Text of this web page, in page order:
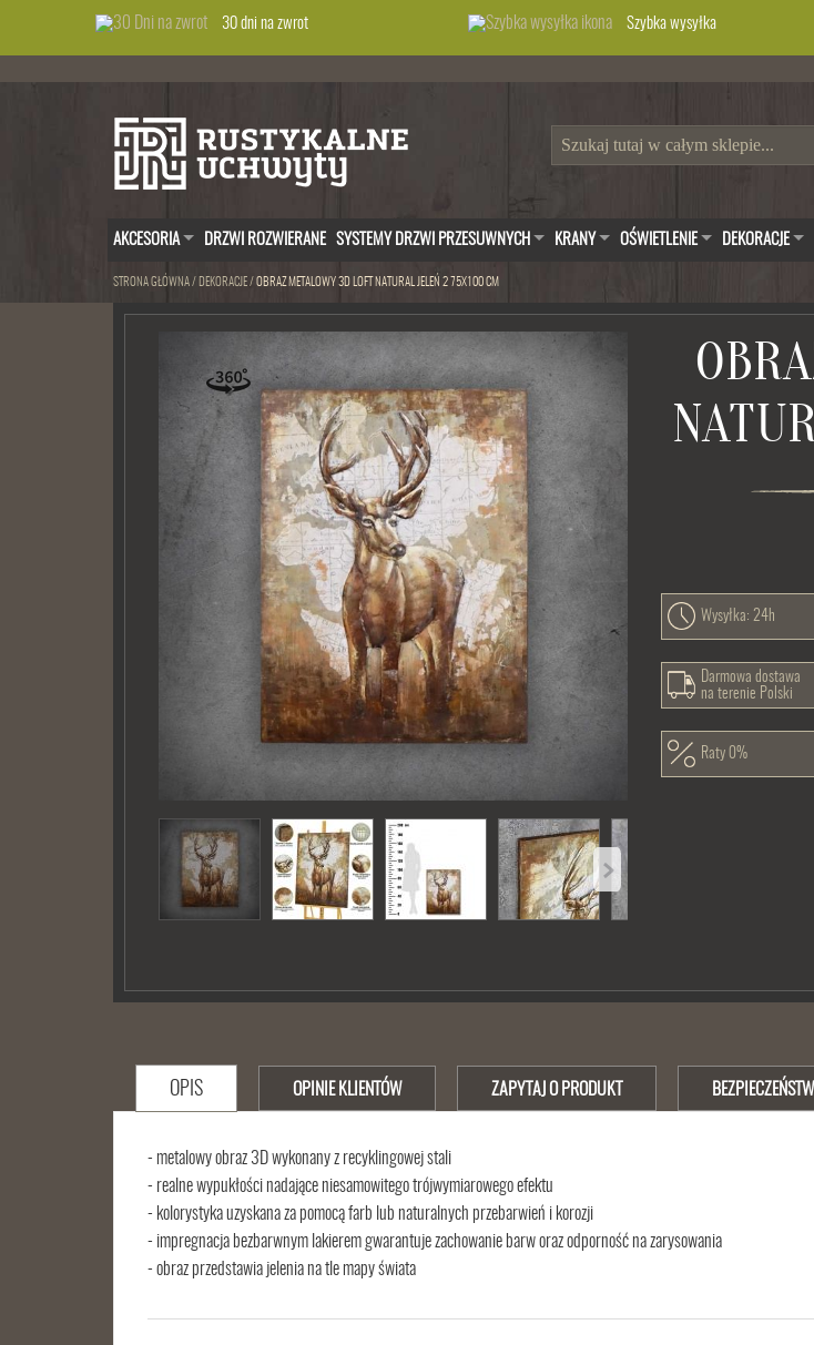
30 dni na zwrot Szybka wysyłka
AKCESORIA DRZWI ROZWIERANE SYSTEMY DRZWI PRZESUWNYCH KRANY OŚWIETLENIE DEKORACJE
STRONA GŁÓWNA/ DEKORACJE/ OBRAZ METALOWY 3D LOFT NATURAL JELEŃ 2 75X100 CM
Wysyłka: 24h
Darmowa dostawa
na terenie Polski
Raty 0%
OPIS
- metalowy obraz 3D wykonany z recyklingowej stali
- realne wypukłości nadające niesamowitego trójwymiarowego efektu
- kolorystyka uzyskana za pomocą farb lub naturalnych przebarwień i korozji
- impregnacja bezbarwnym lakierem gwarantuje zachowanie barw oraz odporność na zarysowania
- obraz przedstawia jelenia na tle mapy świata
OPINIE KLIENTÓW ZAPYTAJ O PRODUKT